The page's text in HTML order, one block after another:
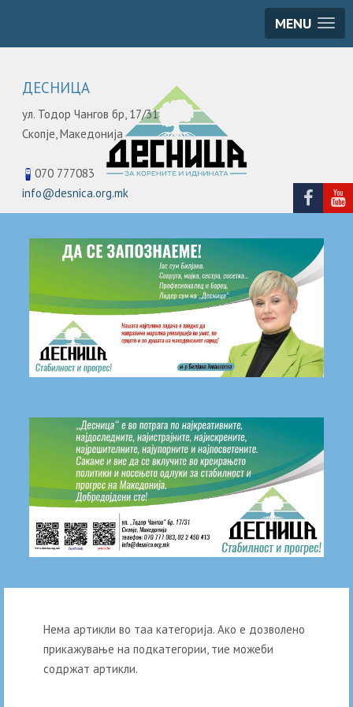
MENU
ДЕСНИЦА
ул. Тодор Чангов бр, 17/31
Скопје,Македонија
070 777083
info@desnica.org.mk
Нема артикли во таа категорија. Ако е дозволено
прикажување на подкатегории, тие можеби
содржат артикли.